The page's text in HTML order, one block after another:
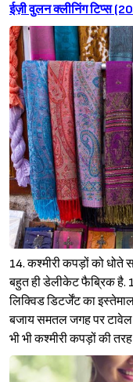
ईज़ी वुलन क्लीनिंग टिप्स
14. कश्मीरी कपड़ों को धोते
बहुत ही डेलीकेट फैब्रिक है.
लिक्विड डिटर्जेंट का
बजाय समतल जगह पर टावेल
भी भी कश्मीरी कपड़ों की